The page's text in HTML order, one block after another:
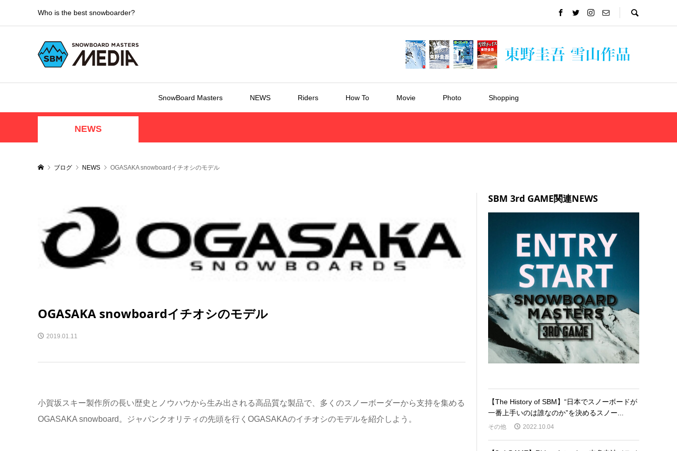
Who is the best snowboarder?
SnowBoard Masters NEWS Riders How To Movie Photo Shopping
NEWS
ブログ NEWS OGASAKA snowboardイチオシのモデル
OGASAKA snowboardイチオシのモデル
2019.01.11
小賀坂スキー製作所の長い歴史とノウハウから生み出される高品質な製品で、多くのスノーボーダーから支持を集める
OGASAKA snowboard。ジャパンクオリティの先頭を行くOGASAKAのイチオシのモデルを紹介しよう。
SBM 3rd GAME関連NEWS
【The History of SBM】“日本でスノーボードが
一番上手いのは誰なのか”を決めるスノー...
その他 2022.10.04